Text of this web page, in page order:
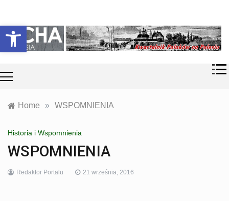
Otwórz pasek narzędzi
content
Echa
Polesia
współczesność
Polaków na
Polesiu.
Home » WSPOMNIENIA
Historia i Wspomnienia
WSPOMNIENIA
Redaktor Portalu 21 września, 2016